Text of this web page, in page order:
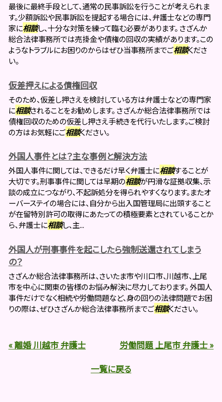
最後に最終手段として、通常の民事訴訟を行うことが考えられま
す。少額訴訟や民事訴訟を提起する場合には、弁護士などの専門
家に相談し、十分な対策を練って臨む必要があります。 さざんか
総合法律事務所では売掛金や債権の回収の実績があります。この
ようなトラブルにお困りのからはぜひ当事務所までご相談くださ
い。
仮差押えによる債権回収
そのため、仮差し押さえを検討している方は弁護士などの専門家
に相談されることをお勧めします。 さざんか総合法律事務所では
債権回収のための仮差し押さえ手続きを代行いたします。ご検討
の方はお気軽にご相談ください。
外国人事件とは？主な事例と解決方法
外国人事件に関しては、できるだけ早く弁護士に相談することが
大切です。刑事事件に関しては早期の相談が円滑な証拠収集、示
談の成立につながり、不起訴処分を得られやすくなります。またオ
ーバーステイの場合には、自分から出入国管理局に出頭すること
が在留特別許可の取得にあたっての積極要素とされていることか
ら、弁護士に相談し、主...
外国人が刑事事件を起こしたら強制送還されてしまう
の？
さざんか総合法律事務所は、さいたま市や川口市、川越市、上尾
市を中心に関東の皆様のお悩み解決に尽力しております。 外国人
事件だけでなく相続や労働問題など、身の回りの法律問題でお困
りの際は、ぜひさざんか総合法律事務所までご相談ください。
« 離婚 川越市 弁護士
労働問題 上尾市 弁護士 »
一覧に戻る